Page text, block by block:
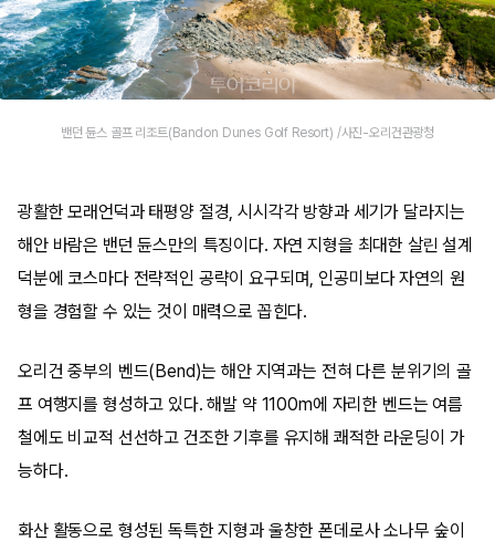
밴던 듄스 골프 리조트(Bandon Dunes Golf Resort) /사진-오리건관광청
광활한 모래언덕과 태평양 절경, 시시각각 방향과 세기가 달라지는
해안 바람은 밴던 듄스만의 특징이다. 자연 지형을 최대한 살린 설계
덕분에 코스마다 전략적인 공략이 요구되며, 인공미보다 자연의 원
형을 경험할 수 있는 것이 매력으로 꼽힌다.
오리건 중부의 벤드(Bend)는 해안 지역과는 전혀 다른 분위기의 골
프 여행지를 형성하고 있다. 해발 약 1100m에 자리한 벤드는 여름
철에도 비교적 선선하고 건조한 기후를 유지해 쾌적한 라운딩이 가
능하다.
화산 활동으로 형성된 독특한 지형과 울창한 폰데로사 소나무 숲이